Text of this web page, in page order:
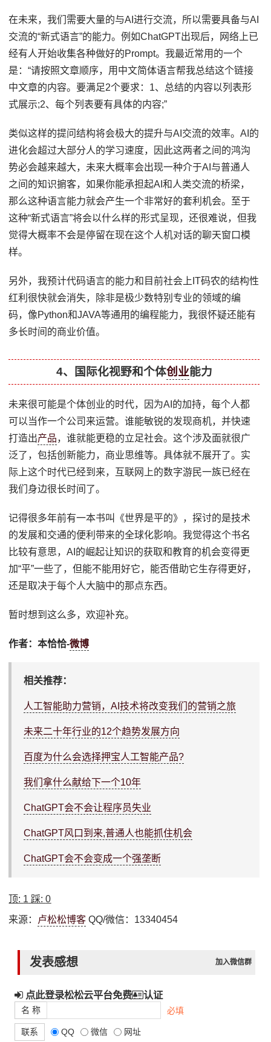
在未来，我们需要大量的与AI进行交流，所以需要具备与AI
交流的“新式语言”的能力。例如ChatGPT出现后，网络上已
经有人开始收集各种做好的Prompt。我最近常用的一个
是：“请按照文章顺序，用中文简体语言帮我总结这个链接
中文章的内容。要满足2个要求：1、总结的内容以列表形
式展示;2、每个列表要有具体的内容;”
类似这样的提问结构将会极大的提升与AI交流的效率。AI的
进化会超过大部分人的学习速度，因此这两者之间的鸿沟
势必会越来越大，未来大概率会出现一种介于AI与普通人
之间的知识掮客，如果你能承担起AI和人类交流的桥梁，
那么这种语言能力就会产生一个非常好的套利机会。至于
这种“新式语言”将会以什么样的形式呈现，还很难说，但我
觉得大概率不会是停留在现在这个人机对话的聊天窗口模
样。
另外，我预计代码语言的能力和目前社会上IT码农的结构性
红利很快就会消失，除非是极少数特别专业的领域的编
码，像Python和JAVA等通用的编程能力，我很怀疑还能有
多长时间的商业价值。
4、国际化视野和个体创业能力
未来很可能是个体创业的时代，因为AI的加持，每个人都
可以当作一个公司来运营。谁能敏锐的发现商机，并快速
打造出产品，谁就能更稳的立足社会。这个涉及面就很广
泛了，包括创新能力，商业思维等。具体就不展开了。实
际上这个时代已经到来，互联网上的数字游民一族已经在
我们身边很长时间了。
记得很多年前有一本书叫《世界是平的》，探讨的是技术
的发展和交通的便利带来的全球化影响。我觉得这个书名
比较有意思，AI的崛起让知识的获取和教育的机会变得更
加“平”一些了，但能不能用好它，能否借助它生存得更好，
还是取决于每个人大脑中的那点东西。
暂时想到这么多，欢迎补充。
作者：本恰恰-微博
相关推荐：
人工智能助力营销，AI技术将改变我们的营销之旅
未来二十年行业的12个趋势发展方向
百度为什么会选择押宝人工智能产品?
我们拿什么献给下一个10年
ChatGPT会不会让程序员失业
ChatGPT风口到来,普通人也能抓住机会
ChatGPT会不会变成一个强垄断
顶: 1 踩:0
来源： 卢松松博客 QQ/微信：13340454
发表感想 加入微信群
点此登录松松云平台免费 认证
名 称 必填
联系 QQ 微信 网址